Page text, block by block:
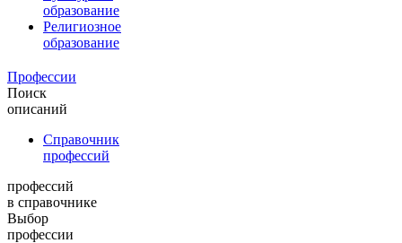
образование
Религиозное
образование
Профессии
Поиск
описаний
Справочник
профессий
профессий
в справочнике
Выбор
профессии